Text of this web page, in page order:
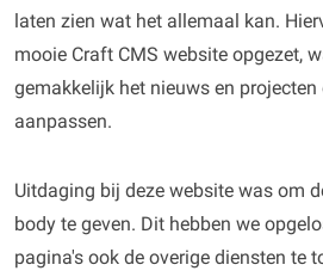
laten zien wat het allemaal kan.
mooie Craft CMS website opgezet,
gemakkelijk het nieuws en projecten
aanpassen.
Uitdaging bij deze website was om
body te geven. Dit hebben we
pagina's ook de overige diensten te